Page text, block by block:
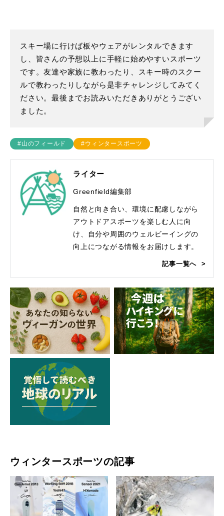
スキー場に行けば板やウェアがレンタルできます
し、皆さんの予想以上に手軽に始めやすいスポーツ
です。友達や家族に教わったり、スキー時のスクー
ルで教わったりしながら是非チャレンジしてみてく
ださい。最後までお読みいただきありがとうござい
ました。
#山のフィールド #ウィンタースポーツ
ライター
Greenfield編集部
自然と向き合い、環境に配慮しながら
アウトドアスポーツを楽しむ人に向
け、自分や周囲のウェルビーイングの
向上につながる情報をお届けします。
記事一覧へ
ウィンタースポーツの記事